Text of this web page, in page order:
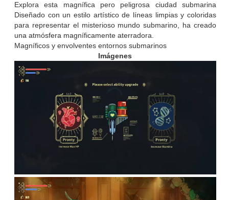
Explora esta magnífica pero peligrosa ciudad submarina
Diseñado con un estilo artístico de líneas limpias y coloridas
para representar el misterioso mundo submarino, ha creado
una atmósfera magníficamente aterradora.
Magníficos y envolventes entornos submarinos
Imágenes